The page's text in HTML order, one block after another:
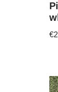
€